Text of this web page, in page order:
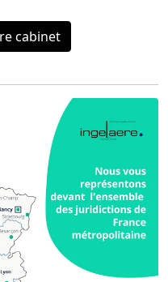
cabinet